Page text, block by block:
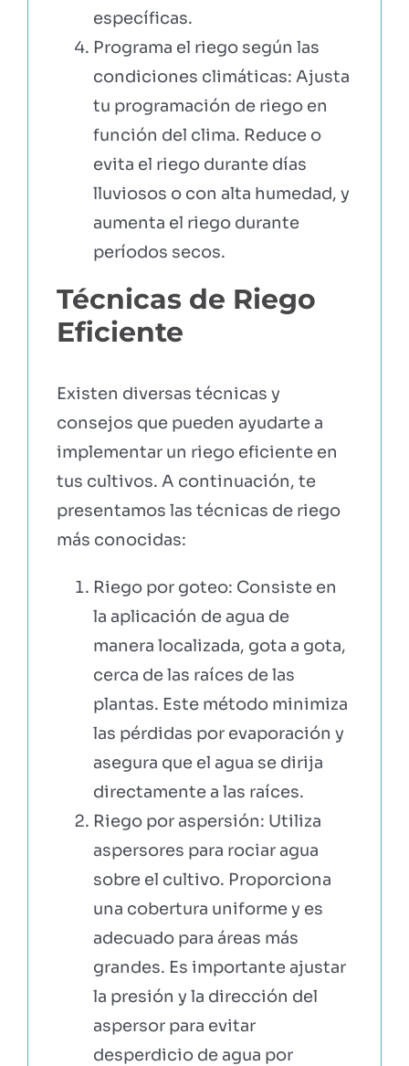
específicas.
Programa el riego según las
condiciones climáticas: Ajusta
tu programación de riego en
función del clima. Reduce o
evita el riego durante días
lluviosos o con alta humedad, y
aumenta el riego durante
períodos secos.
Técnicas de Riego
Eficiente
Existen diversas técnicas y
consejos que pueden ayudarte a
implementar un riego eficiente en
tus cultivos. A continuación, te
presentamos las técnicas de riego
más conocidas:
Riego por goteo: Consiste en
la aplicación de agua de
manera localizada, gota a gota,
cerca de las raíces de las
plantas. Este método minimiza
las pérdidas por evaporación y
asegura que el agua se dirija
directamente a las raíces.
Riego por aspersión: Utiliza
aspersores para rociar agua
sobre el cultivo. Proporciona
una cobertura uniforme y es
adecuado para áreas más
grandes. Es importante ajustar
la presión y la dirección del
aspersor para evitar
desperdicio de agua por